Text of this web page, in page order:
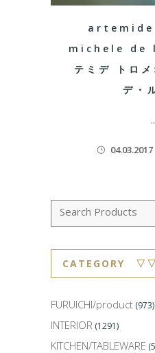
michele de
テミデ トロメ
デ・
04.03.2017
CATEGORY ▽▽
FURUICHI/product (973)
INTERIOR (1291)
KITCHEN/TABLEWARE